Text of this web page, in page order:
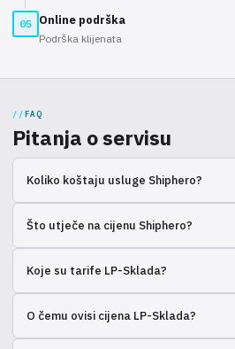
05 Online podrška
Podrška klijenata
FAQ
Pitanja o servisu
Koliko koštaju usluge Shiphero?
Kontaktirajte ih za izračun.
Što utječe na cijenu Shiphero?
Koje su tarife LP-Sklada?
trgovine.
O čemu ovisi cijena LP-Sklada?